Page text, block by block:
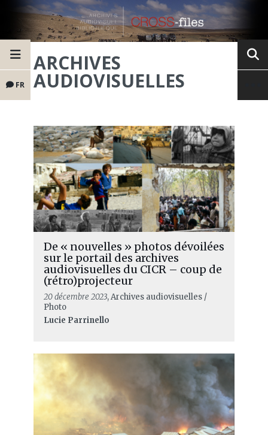
FR
ARCHIVES
AUDIOVISUELLES
De « nouvelles » photos dévoilées
sur le portail des archives
audiovisuelles du CICR – coup de
(rétro)projecteur
20 décembre 2023, Archives audiovisuelles /
Photo
Lucie Parrinello